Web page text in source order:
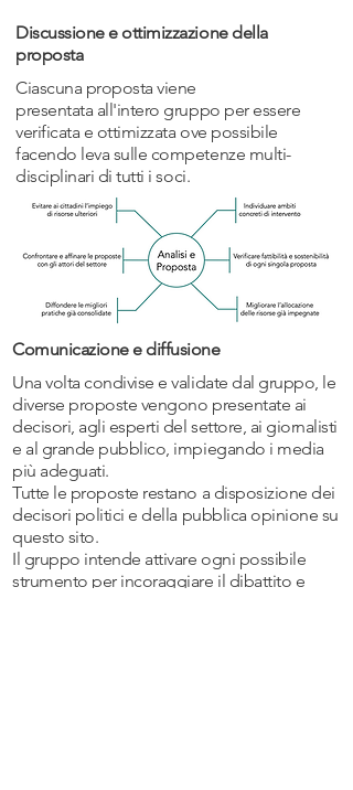
Discussione e ottimizzazione della
proposta
Ciascuna proposta viene
presentata all'intero gruppo per essere
verificata e ottimizzata ove possibile
facendo leva sulle competenze multi-
disciplinari di tutti i soci.
Comunicazione e diffusione
Una volta condivise e validate dal gruppo, le
diverse proposte vengono presentate ai
decisori, agli esperti del settore, ai giornalisti
e al grande pubblico, impiegando i media
più adeguati.
Tutte le proposte restano a disposizione dei
decisori politici e della pubblica opinione su
questo sito.
Il gruppo intende attivare ogni possibile
strumento per incoraggiare il dibattito e